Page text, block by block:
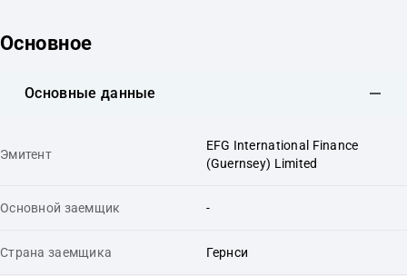
Основное
Основные данные
Эмитент
EFG International Finance
(Guernsey) Limited
Основной заемщик -
Страна заемщика Гернси